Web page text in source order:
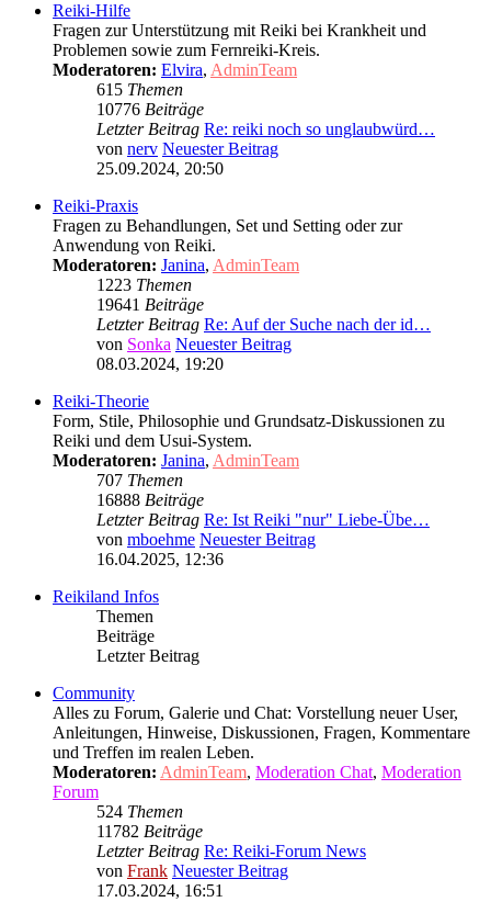
Reiki-Hilfe
Fragen zur Unterstützung mit Reiki bei Krankheit und
Problemen sowie zum Fernreiki-Kreis.
Moderatoren: Elvira, AdminTeam
615 Themen
10776 Beiträge
Letzter Beitrag Re: reiki noch so unglaubwürd…
von nerv Neuester Beitrag
25.09.2024, 20:50
Reiki-Praxis
Fragen zu Behandlungen, Set und Setting oder zur
Anwendung von Reiki.
Moderatoren: Janina, AdminTeam
1223 Themen
19641 Beiträge
Letzter Beitrag Re: Auf der Suche nach der id…
von Sonka Neuester Beitrag
08.03.2024, 19:20
Reiki-Theorie
Form, Stile, Philosophie und Grundsatz-Diskussionen zu
Reiki und dem Usui-System.
Moderatoren: Janina, AdminTeam
707 Themen
16888 Beiträge
Letzter Beitrag Re: Ist Reiki "nur" Liebe-Übe…
von mboehme Neuester Beitrag
16.04.2025, 12:36
Reikiland Infos
Themen
Beiträge
Letzter Beitrag
Community
Alles zu Forum, Galerie und Chat: Vorstellung neuer User,
Anleitungen, Hinweise, Diskussionen, Fragen, Kommentare
und Treffen im realen Leben.
Moderatoren: AdminTeam, Moderation Chat, Moderation
Forum
524 Themen
11782 Beiträge
Letzter Beitrag Re: Reiki-Forum News
von Frank Neuester Beitrag
17.03.2024, 16:51